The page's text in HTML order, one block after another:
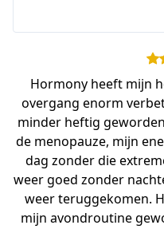
Hormony heeft mijn
overgang enorm
minder heftig
de menopauze, mijn
dag zonder die
weer goed zonder
weer teruggekomen.
mijn avondroutine